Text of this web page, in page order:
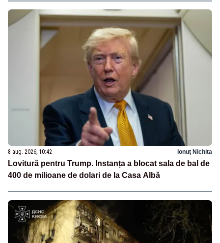
8 aug. 2026, 10:42 Ionuț Nichita
Lovitură pentru Trump. Instanța a blocat sala de bal de
400 de milioane de dolari de la Casa Albă